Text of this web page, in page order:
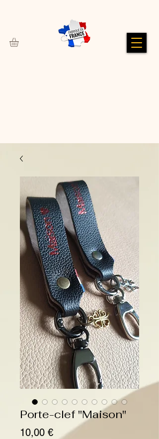
Porte-clef "Maison"
10,00 €Prix